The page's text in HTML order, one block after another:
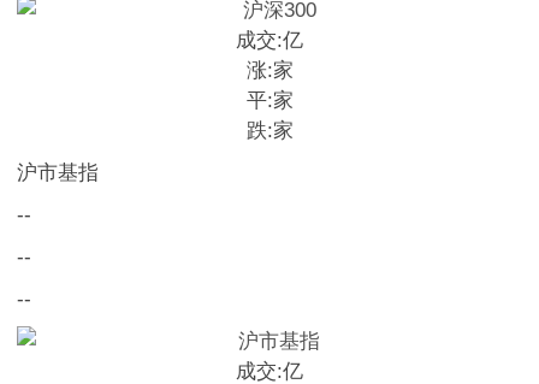
成交:亿
涨:家
平:家
跌:家
沪市基指
--
--
--
成交:亿